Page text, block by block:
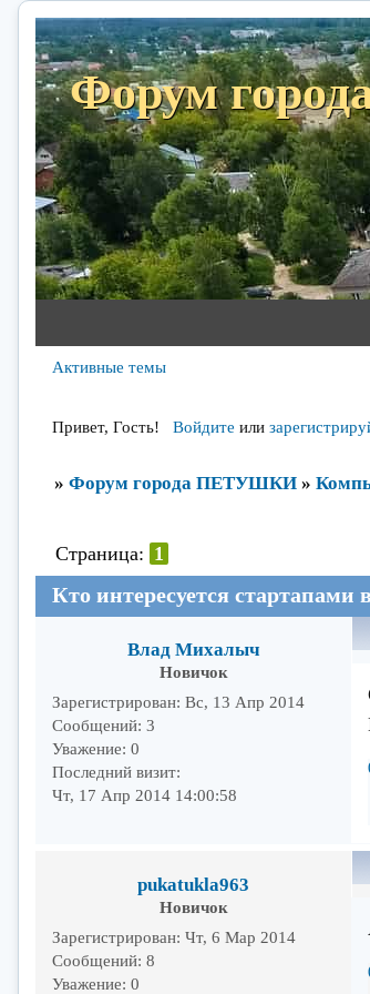
Форум
Активные темы
Привет, Гость! Войдите или
» Форум города ПЕТУШКИ »
Кто интересуется стартапами
Страница: 1
Влад Михалыч
Новичок
Зарегистрирован: Вс, 13 Апр 2014
Сообщений: 3
Уважение: 0
Последний визит:
Чт, 17 Апр 2014 14:00:58
pukatukla963
Новичок
Зарегистрирован: Чт, 6 Мар 2014
Сообщений: 8
Уважение: 0